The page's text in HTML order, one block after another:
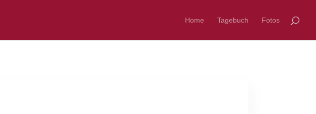
Home Tagebuch Fotos